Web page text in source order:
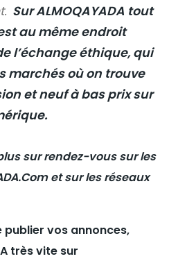
Sur ALMOQAYADA tout
au même endroit
l’échange éthique, qui
marchés où on trouve
et neuf à bas prix sur
sur rendez-vous sur les
et sur les réseaux
vos annonces,
très vite sur